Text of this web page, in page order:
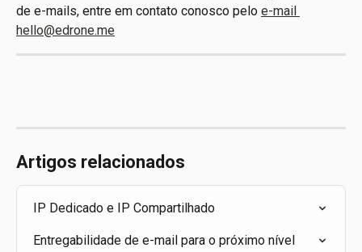
de e-mails, entre em contato conosco pelo e-mail
hello@edrone.me
Artigos relacionados
IP Dedicado e IP Compartilhado
Entregabilidade de e-mail para o próximo nível